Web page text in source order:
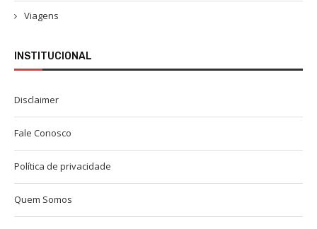
Viagens
INSTITUCIONAL
Disclaimer
Fale Conosco
Política de privacidade
Quem Somos